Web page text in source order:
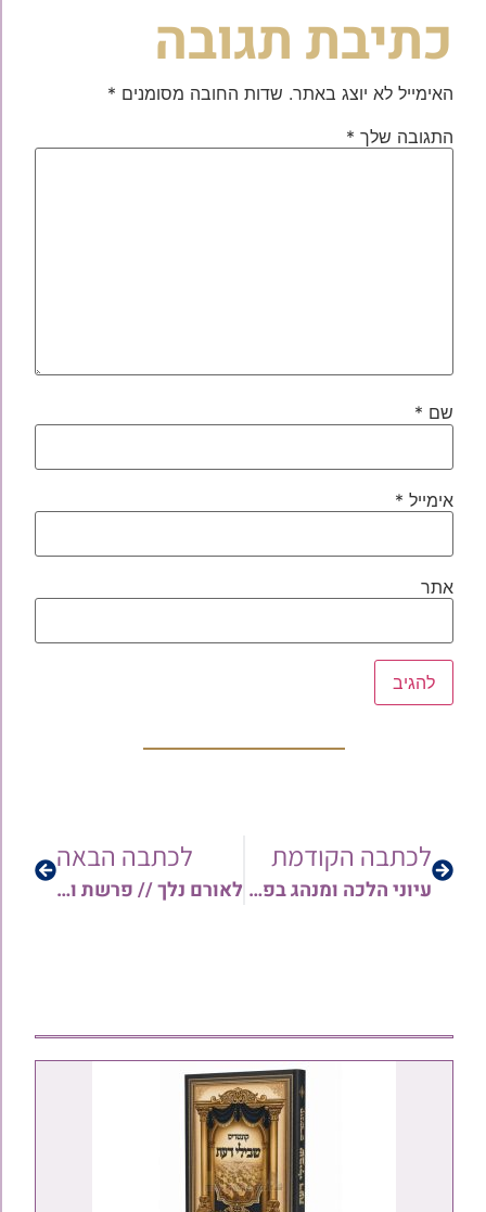
כתיבת תגובה
האימייל לא יוצג באתר. שדות החובה מסומנים *
התגובה שלך *
שם *
אימייל *
אתר
לכתבה הקודמת
עיוני הלכה ומנהג בפרשת ויגש | בעניין עמידה לכבוד אביו או רבו וחמיו כשקורא בתורה | הרב משה יפת
לכתבה הבאה
לאורם נלך // פרשת ויחי // מהו סוד הברכה? וגם: על השתיקה של מרן הרב בעדני ביום שבת קודש